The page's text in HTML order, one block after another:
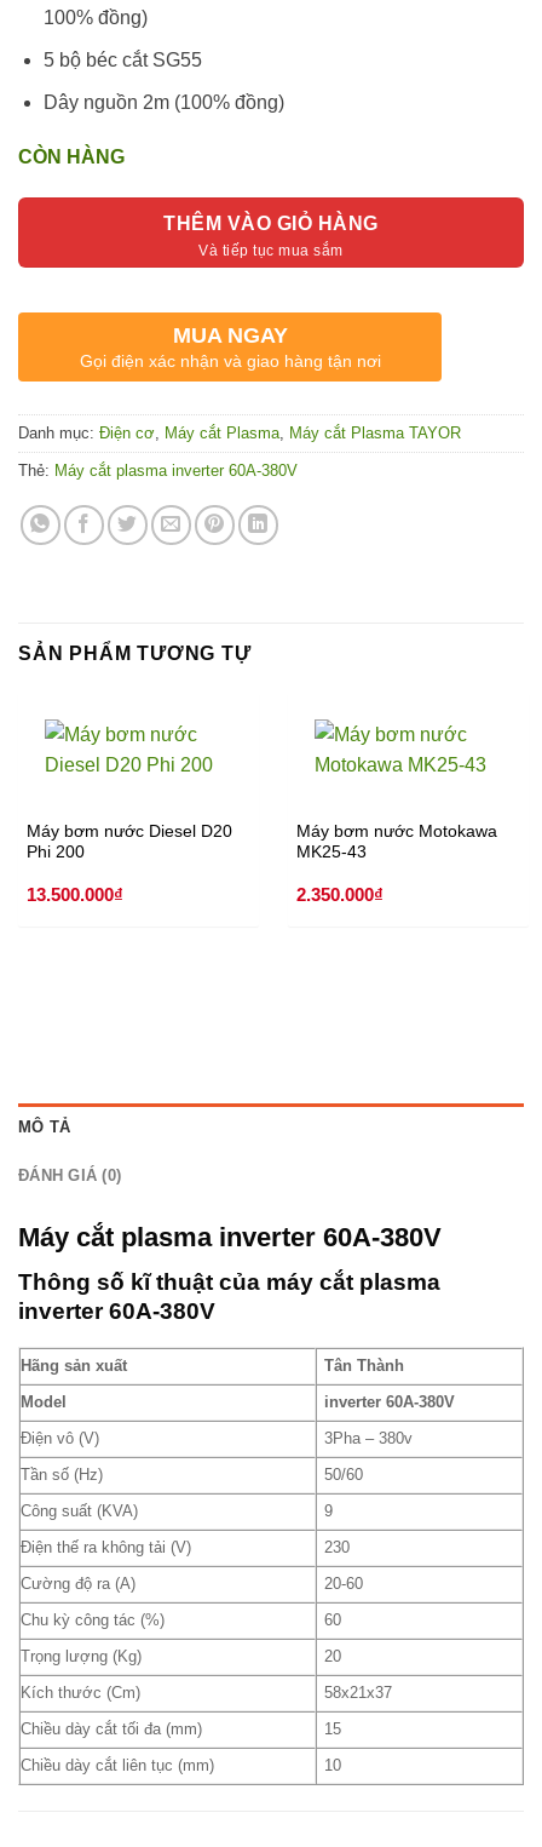
100% đồng)
5 bộ béc cắt SG55
Dây nguồn 2m (100% đồng)
CÒN HÀNG
THÊM VÀO GIỎ HÀNG
MUA NGAY
Gọi điện xác nhận và giao hàng tận nơi
Danh mục: Điện cơ Máy cắt Plasma Máy cắt Plasma TAYOR
Thẻ: Máy cắt plasma inverter 60A-380V
SẢN PHẨM TƯƠNG TỰ
Máy bơm nước Diesel D20
Phi 200
13.500.000₫
Máy bơm nước Motokawa
MK25-43
2.350.000₫
MÔ TẢ
ĐÁNH GIÁ (0)
Máy cắt plasma inverter 60A-380V
Thông số kĩ thuật của máy cắt plasma
inverter 60A-380V
Hãng sản xuất
Tân Thành
Model
inverter 60A-380V
Điện vô (V)
3Pha – 380v
Tần số (Hz)
50/60
Công suất (KVA)
9
Điện thế ra không tải (V)
230
Cường độ ra (A)
20-60
Chu kỳ công tác (%)
60
Trọng lượng (Kg)
20
Kích thước (Cm)
58x21x37
Chiều dày cắt tối đa (mm)
15
Chiều dày cắt liên tục (mm)
10